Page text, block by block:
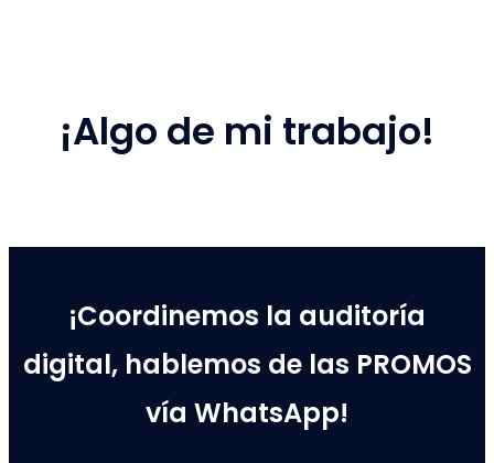
¡Algo de mi trabajo!
¡Coordinemos la auditoría
digital, hablemos de las PROMOS
vía WhatsApp!